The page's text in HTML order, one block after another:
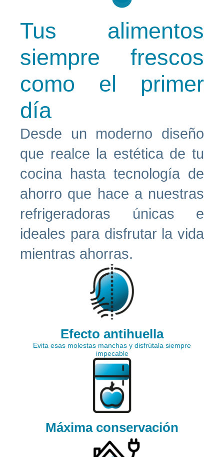
Tus alimentos
siempre frescos
como el primer
día
Desde un moderno diseño
que realce la estética de tu
cocina hasta tecnología de
ahorro que hace a nuestras
refrigeradoras únicas e
ideales para disfrutar la vida
mientras ahorras.
Efecto antihuella
Evita esas molestas manchas y disfrútala siempre
impecable
Máxima conservación